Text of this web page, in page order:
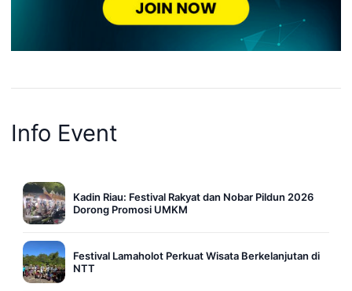
Info Event
Kadin Riau: Festival Rakyat dan Nobar Pildun 2026
Dorong Promosi UMKM
Festival Lamaholot Perkuat Wisata Berkelanjutan di
NTT